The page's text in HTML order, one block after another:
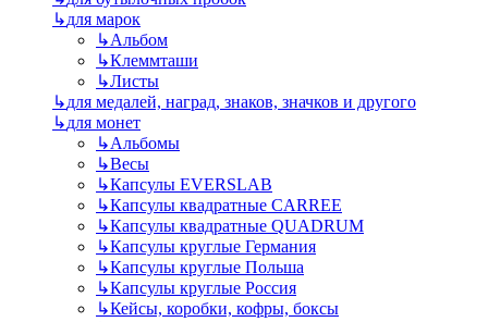
↳для марок
↳Альбом
↳Клеммташи
↳Листы
↳для медалей, наград, знаков, значков и другого
↳для монет
↳Альбомы
↳Весы
↳Капсулы EVERSLAB
↳Капсулы квадратные CARREE
↳Капсулы квадратные QUADRUM
↳Капсулы круглые Германия
↳Капсулы круглые Польша
↳Капсулы круглые Россия
↳Кейсы, коробки, кофры, боксы